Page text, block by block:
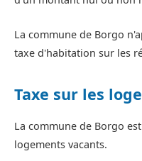
La commune de Borgo
taxe d'habitation sur les
Taxe sur les
La commune de Borgo
logements vacants.